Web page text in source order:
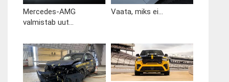
Mercedes-AMG
valmistab uut...
Vaata, miks ei...